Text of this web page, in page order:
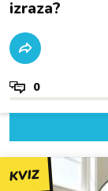
izraza?
0
KVIZ